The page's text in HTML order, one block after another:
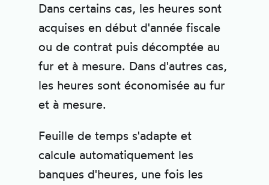
Dans certains cas, les heures sont
acquises en début d'année fiscale
ou de contrat puis décomptée au
fur et à mesure. Dans d'autres cas,
les heures sont économisée au fur
et à mesure.
Feuille de temps s'adapte et
calcule automatiquement les
banques d'heures, une fois les